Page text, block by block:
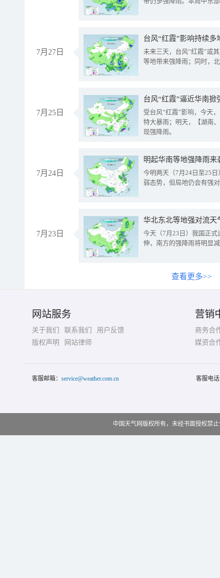
7月27日
台风“红霞”影响持续
未来三天，台风“红霞”或
等地带来强降雨；同时，
7月25日
台风“红霞”逼近华南
受台风“红霞”影响，今天
特大暴雨；明天，【湖南
现强降雨。
7月24日
明起华南等地强降雨
今明两天（7月24日至25
弱态势，但局地仍会有强
7月23日
华北东北等地强对流天
今天（7月23日）我国正
伸，南方的强降雨将明显
查看更多>>
网站服务
关于我们 联系我们
用户反馈
版权声明
网站律师
营销
商务合
媒资合
客服邮箱： service@weather.com.cn 客服电
中国天气网版权所有，未经书面授权